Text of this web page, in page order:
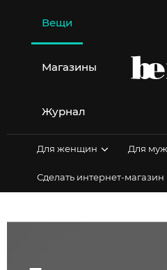
содержимому
Вещи
Магазины
Журнал
Для женщин Для
Сделать интернет-магазин